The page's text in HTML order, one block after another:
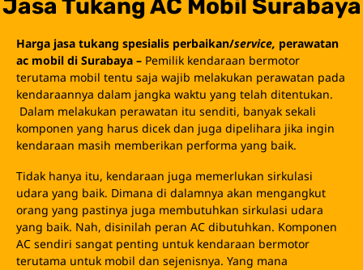
Jasa Tukang AC Mobil Surabaya
Harga jasa tukang spesialis perbaikan/service, perawatan
ac mobil di Surabaya – Pemilik kendaraan bermotor
terutama mobil tentu saja wajib melakukan perawatan pada
kendaraannya dalam jangka waktu yang telah ditentukan.
Dalam melakukan perawatan itu senditi, banyak sekali
komponen yang harus dicek dan juga dipelihara jika ingin
kendaraan masih memberikan performa yang baik.
Tidak hanya itu, kendaraan juga memerlukan sirkulasi
udara yang baik. Dimana di dalamnya akan mengangkut
orang yang pastinya juga membutuhkan sirkulasi udara
yang baik. Nah, disinilah peran AC dibutuhkan. Komponen
AC sendiri sangat penting untuk kendaraan bermotor
terutama untuk mobil dan sejenisnya. Yang mana